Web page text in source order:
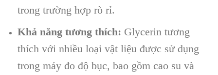
trong trường hợp rò rỉ.
Khả năng tương thích: Glycerin tương
thích với nhiều loại vật liệu được sử dụng
trong máy đo độ bục, bao gồm cao su và